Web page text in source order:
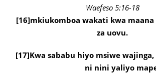
Waefeso 5:16-18
[16]mkiukomboa wakati kwa
za uovu.
[17]Kwa sababu hiyo msiwe
ni nini yaliyo